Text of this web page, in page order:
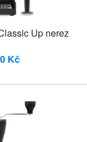
Up nerez
Kč